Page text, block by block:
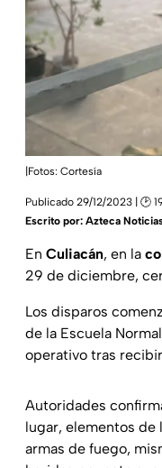
|Fotos: Cortesía
Publicado 29/12/2023 | 🕑
Escrito por: Azteca
En Culiacán, en la
29 de diciembre,
Los disparos
de la Escuela
operativo tras
Autoridades
lugar, elementos de
armas de fuego,